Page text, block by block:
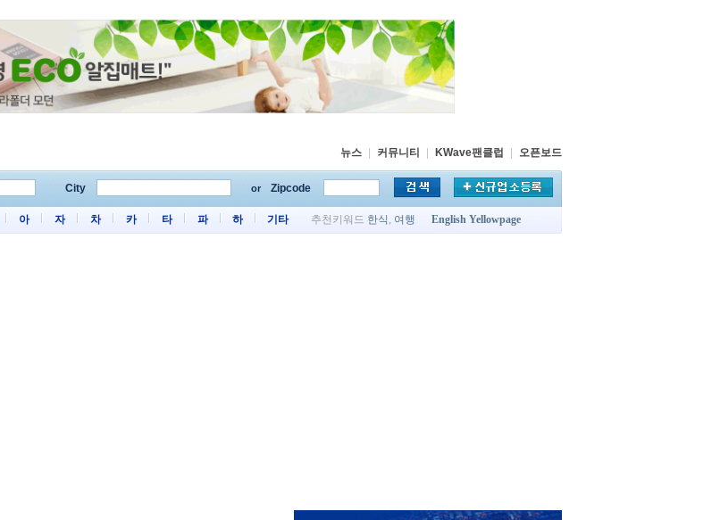
뉴스 커뮤니티 KWave팬클럽 오픈보드
City or Zipcode
아 자 차 카 타 파 하 기타 추천키워드 한식 , 여행 English Yellowpage